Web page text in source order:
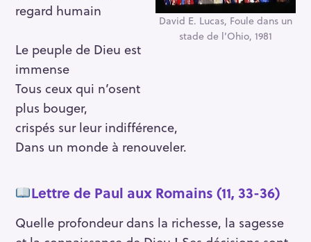
David E. Lucas, Foule dans un
stade de l’Ohio, 1981
regard humain
Le peuple de Dieu est
immense
Tous ceux qui n’osent
plus bouger,
crispés sur leur indifférence,
Dans un monde à renouveler.
Lettre de Paul aux Romains (11, 33-36)
Quelle profondeur dans la richesse, la sagesse